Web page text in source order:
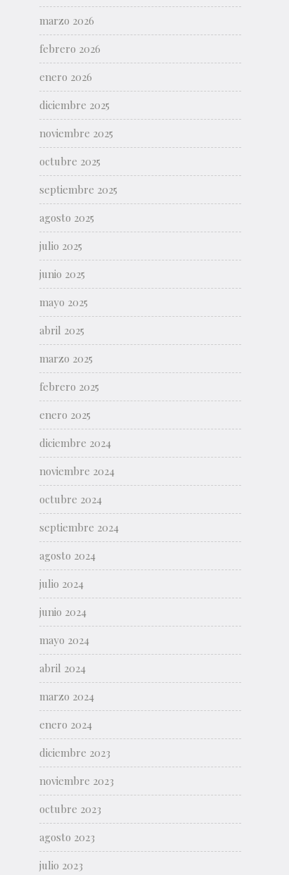
marzo 2026
febrero 2026
enero 2026
diciembre 2025
noviembre 2025
octubre 2025
septiembre 2025
agosto 2025
julio 2025
junio 2025
mayo 2025
abril 2025
marzo 2025
febrero 2025
enero 2025
diciembre 2024
noviembre 2024
octubre 2024
septiembre 2024
agosto 2024
julio 2024
junio 2024
mayo 2024
abril 2024
marzo 2024
enero 2024
diciembre 2023
noviembre 2023
octubre 2023
agosto 2023
julio 2023